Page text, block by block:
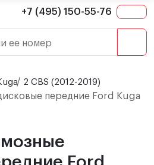
+7 (495) 150-55-76
ее номер
2 CBS (2012-2019)
передние Ford Kuga